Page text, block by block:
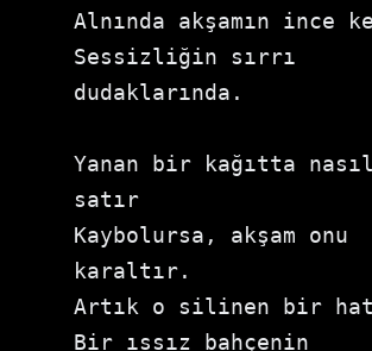
Alnında akşamın ince
Sessizliğin sırrı
dudaklarında.
Yanan bir kağıtta
satır
Kaybolursa, akşam onu
karaltır.
Artık o silinen bir
Bir ıssız bahçenin